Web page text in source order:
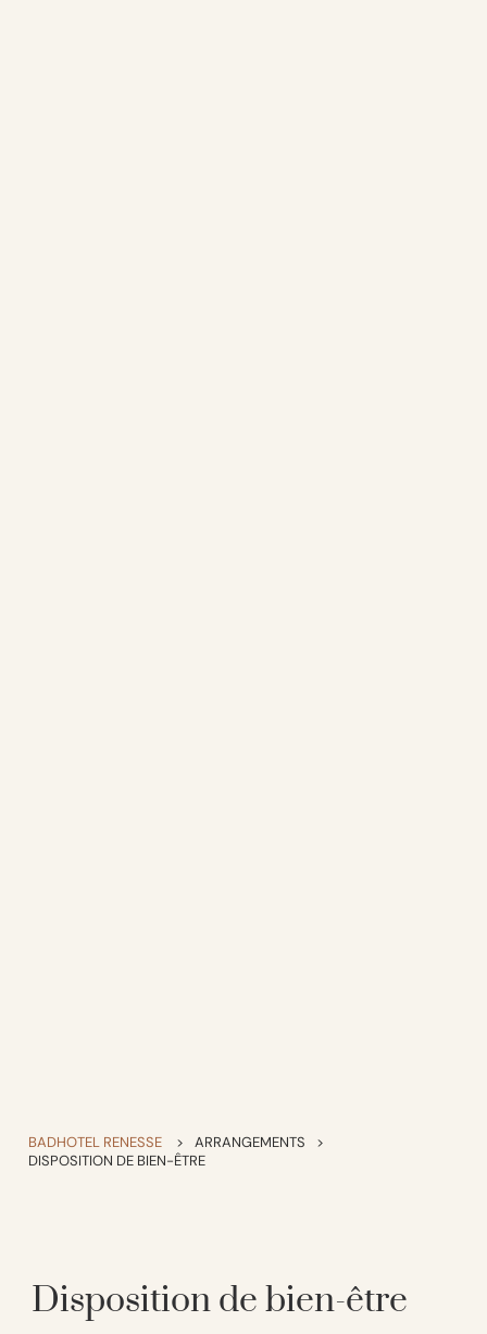
BADHOTEL RENESSE > ARRANGEMENTS
>
DISPOSITION DE BIEN-ÊTRE
Disposition de bien-être